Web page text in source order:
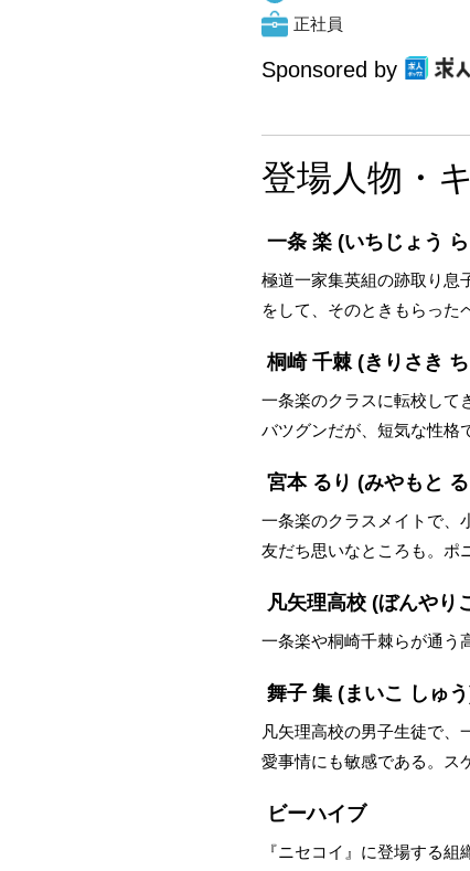
正社員
Sponsored by
登場人物・
一条 楽 (いちじょう
極道一家集英組の跡取り息
をして、そのときもらった
桐崎 千棘 (きりさき
一条楽のクラスに転校して
バツグンだが、短気な性格
宮本 るり (みやもと
一条楽のクラスメイトで、
友だち思いなところも。ポ
凡矢理高校 (ぼんやり
一条楽や桐崎千棘らが通う
舞子 集 (まいこ しゅ
凡矢理高校の男子生徒で
愛事情にも敏感である。ス
ビーハイブ
『ニセコイ』に登場する